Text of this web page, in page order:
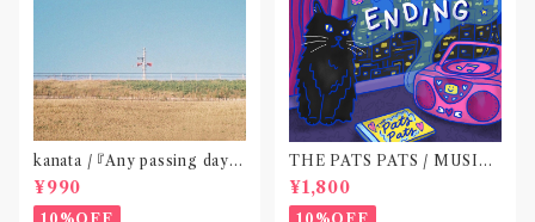
kanata / 『Any passing day -
EP』(CD作品)〝東京〟
¥990
THE PATS PATS / MUSIC
NEVER ENDING(CD作品)
¥1,800